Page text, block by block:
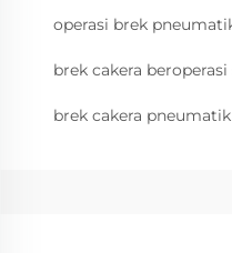
operasi brek
brek cakera
brek cakera